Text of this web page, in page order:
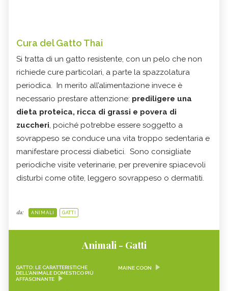
Cura del Gatto Thai
Si tratta di un gatto resistente, con un pelo che non
richiede cure particolari, a parte la spazzolatura
periodica. In merito all’alimentazione invece è
necessario prestare attenzione: prediligere una
dieta proteica, ricca di grassi e povera di
zuccheri, poiché potrebbe essere soggetto a
sovrappeso se conduce una vita troppo sedentaria e
manifestare processi diabetici. Sono consigliate
periodiche visite veterinarie, per prevenire spiacevoli
disturbi come otite, leggero sovrappeso o dermatiti.
da: ANIMALI GATTI
Animali - Gatti
GATTO: LE CARATTERISTICHE
DELL'ANIMALE DOMESTICO PIÙ
AFFASCINANTE
MAINE COON